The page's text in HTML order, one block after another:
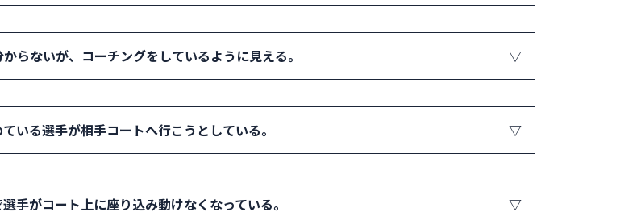
。両選 手が集中してプレーを続行している場合は様子を見守る。(タイブレーク中など)
は点灯を依頼する。照明が無い場合は偶数ゲーム、あるいはセットの終了までプレーを
らないが、コーチングをしているように見える。
く観察する。声を出している内容を注意深く聞き、よく聞きとれない時は「応援だけにし
。「足」「前」「せめろ」等の言葉が聞き取れたらコードバイオレーション、コーチン
置く場所の近くにコーチが座っている場合は少し離れてもらう。
いる選手が相手コートへ行こうとしている。
あれば確認のためボールマークを見に相手コートへ行っても良い。砂入り人工芝、ハード
パイアがアウトの判定をした選手に「ボールとラインの間に空間を見ましたか」など確
手がコート上に座り込み動けなくなっている。